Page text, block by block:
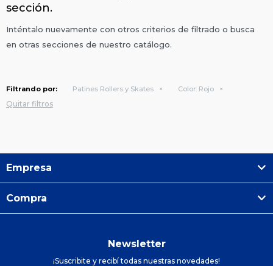
sección.
Inténtalo nuevamente con otros criterios de filtrado o busca
en otras secciones de nuestro catálogo.
Filtrando por: Patines Rollers y Skates Color: Rojo
Quitar filtros
Empresa
Compra
Newsletter
¡Suscribite y recibí todas nuestras novedades!